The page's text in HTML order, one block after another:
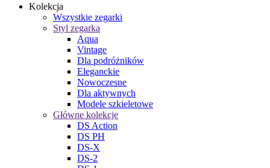
Kolekcja
Wszystkie zegarki
Styl zegarka
Aqua
Vintage
Dla podróżników
Eleganckie
Nowoczesne
Dla aktywnych
Modele szkieletowe
Główne kolekcje
DS Action
DS PH
DS-X
DS-2